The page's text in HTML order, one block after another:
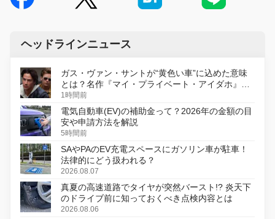
ヘッドラインニュース
ガス・ヴァン・サントが“黄色い車”に込めた意味
とは？名作『マイ・プライベート・アイダホ』が
初のデジタルリマスター版で復活
1時間前
電気自動車(EV)の補助金って？2026年の金額の目
安や申請方法を解説
5時間前
SAやPAのEV充電スペースにガソリン車が駐車！
法律的にどう扱われる？
2026.08.07
真夏の高速道路でタイヤが突然バースト!? 炎天下
のドライブ前に知っておくべき点検内容とは
2026.08.06